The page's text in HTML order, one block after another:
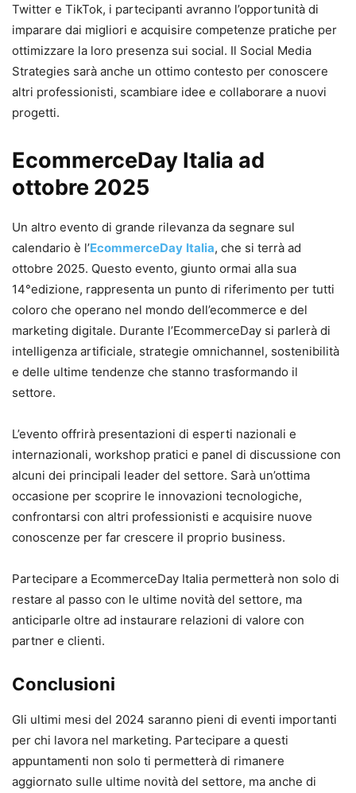
Twitter e TikTok, i partecipanti avranno l’opportunità di
imparare dai migliori e acquisire competenze pratiche per
ottimizzare la loro presenza sui social. Il Social Media
Strategies sarà anche un ottimo contesto per conoscere
altri professionisti, scambiare idee e collaborare a nuovi
progetti.
EcommerceDay Italia ad
ottobre 2025
Un altro evento di grande rilevanza da segnare sul
calendario è l’EcommerceDay Italia, che si terrà ad
ottobre 2025. Questo evento, giunto ormai alla sua
14°edizione, rappresenta un punto di riferimento per tutti
coloro che operano nel mondo dell’ecommerce e del
marketing digitale. Durante l’EcommerceDay si parlerà di
intelligenza artificiale, strategie omnichannel, sostenibilità
e delle ultime tendenze che stanno trasformando il
settore.
L’evento offrirà presentazioni di esperti nazionali e
internazionali, workshop pratici e panel di discussione con
alcuni dei principali leader del settore. Sarà un’ottima
occasione per scoprire le innovazioni tecnologiche,
confrontarsi con altri professionisti e acquisire nuove
conoscenze per far crescere il proprio business.
Partecipare a EcommerceDay Italia permetterà non solo di
restare al passo con le ultime novità del settore, ma
anticiparle oltre ad instaurare relazioni di valore con
partner e clienti.
Conclusioni
Gli ultimi mesi del 2024 saranno pieni di eventi importanti
per chi lavora nel marketing. Partecipare a questi
appuntamenti non solo ti permetterà di rimanere
aggiornato sulle ultime novità del settore, ma anche di